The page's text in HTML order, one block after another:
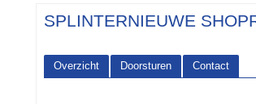
SPLINTERNIEUWE
Overzicht Doorsturen Contact